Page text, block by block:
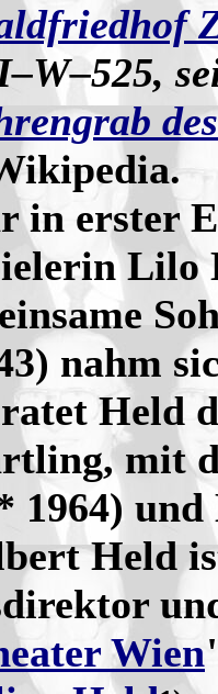
in erster
nahm
Held
mit
1964)
Held
Wien